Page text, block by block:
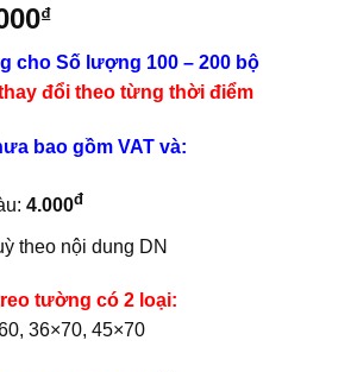
₫Giá
hiện
tại
là:
23.000₫.
cho Số lượng 100 – 200 bộ
đổi theo từng thời điểm
bao gồm VAT và:
4.000đ
theo nội dung DN
tường có 2 loại:
36×70, 45×70